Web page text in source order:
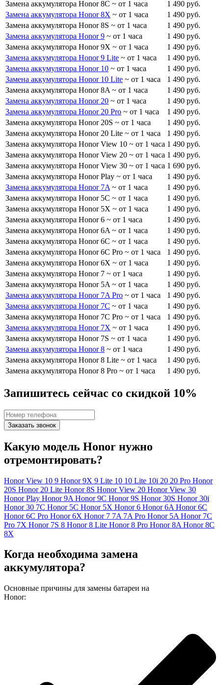
Замена аккумулятора Honor 8C ~ от 1 часа
1 490 руб.
Замена аккумулятора Honor 8X ~ от 1 часа
1 490 руб.
Замена аккумулятора Honor 8S ~ от 1 часа
1 490 руб.
Замена аккумулятора Honor 9 ~ от 1 часа
1 490 руб.
Замена аккумулятора Honor 9X ~ от 1 часа
1 490 руб.
Замена аккумулятора Honor 9 Lite ~ от 1 часа
1 490 руб.
Замена аккумулятора Honor 10 ~ от 1 часа
1 490 руб.
Замена аккумулятора Honor 10 Lite ~ от 1 часа
1 490 руб.
Замена аккумулятора Honor 8A ~ от 1 часа
1 490 руб.
Замена аккумулятора Honor 20 ~ от 1 часа
1 490 руб.
Замена аккумулятора Honor 20 Pro ~ от 1 часа
1 490 руб.
Замена аккумулятора Honor 20S ~ от 1 часа
1 490 руб.
Замена аккумулятора Honor 20 Lite ~ от 1 часа
1 490 руб.
Замена аккумулятора Honor View 10 ~ от 1 часа 1 490 руб.
Замена аккумулятора Honor View 20 ~ от 1 часа 1 490 руб.
Замена аккумулятора Honor View 30 ~ от 1 часа 1 690 руб.
Замена аккумулятора Honor Play ~ от 1 часа
1 490 руб.
Замена аккумулятора Honor 7A ~ от 1 часа
1 490 руб.
Замена аккумулятора Honor 5C ~ от 1 часа
1 490 руб.
Замена аккумулятора Honor 5X ~ от 1 часа
1 490 руб.
Замена аккумулятора Honor 6 ~ от 1 часа
1 490 руб.
Замена аккумулятора Honor 6A ~ от 1 часа
1 490 руб.
Замена аккумулятора Honor 6C ~ от 1 часа
1 490 руб.
Замена аккумулятора Honor 6C Pro ~ от 1 часа
1 490 руб.
Замена аккумулятора Honor 6X ~ от 1 часа
1 490 руб.
Замена аккумулятора Honor 7 ~ от 1 часа
1 490 руб.
Замена аккумулятора Honor 5A ~ от 1 часа
1 490 руб.
Замена аккумулятора Honor 7A Pro ~ от 1 часа
1 490 руб.
Замена аккумулятора Honor 7C ~ от 1 часа
1 490 руб.
Замена аккумулятора Honor 7C Pro ~ от 1 часа
1 490 руб.
Замена аккумулятора Honor 7X ~ от 1 часа
1 490 руб.
Замена аккумулятора Honor 7S ~ от 1 часа
1 490 руб.
Замена аккумулятора Honor 8 ~ от 1 часа
1 490 руб.
Замена аккумулятора Honor 8 Lite ~ от 1 часа
1 490 руб.
Замена аккумулятора Honor 8 Pro ~ от 1 часа 1 490 руб.
Запишитесь сейчас со скидкой 10%
Заказать звонок
Какую модель Honor нужно
отремонтировать?
Honor View 10 9 Honor 9X 9 Lite 10 10 Lite 10i 20 20 Pro Honor
20S Honor 20 Lite Honor 8S Honor View 20 Honor View 30
Honor Play Honor 9A Honor 9C Honor 9S Honor 30S Honor 30i
Honor 30 7C Honor 5C Honor 5X Honor 6 Honor 6A Honor 6C
Honor 6C Pro Honor 6X Honor 7 7A 7A Pro Honor 5A Honor 7C
Pro 7X Honor 7S 8 Honor 8 Lite Honor 8 Pro Honor 8A Honor 8C
8X
Когда необходима замена
аккумулятора?
Основные причины для замены батареи на
Honor: